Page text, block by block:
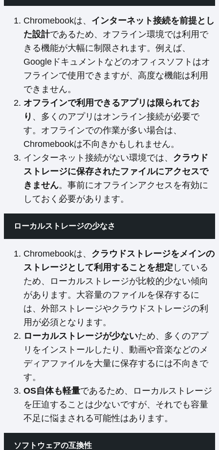
Chromebookは、 インターネット接続を前提とし
た設計であるため、オフライン環境では利用で
きる機能が大幅に制限されます。例えば、
Googleドキュメントなどのオフィスソフトはオ
フラインで使用できますが、高度な機能は利用
できません。
オフラインで利用できるアプリは限られてお
り 、多くのアプリはオンライン接続が必要で
す。オフラインでの作業が多い場合は、
Chromebookは不向きかもしれません。
インターネット接続がない環境では、 クラウド
ストレージに保存されたファイルにアクセスで
きません。事前にオフラインアクセスを有効に
しておく必要があります。
ローカルストレージの少なさ
Chromebookは、 クラウドストレージをメインの
ストレージとして利用することを想定 している
ため、ローカルストレージが比較的少ない傾向
があります。大容量のファイルを保存するに
は、外部ストレージやクラウドストレージの利
用が必須となります。
ローカルストレージが少ないため、多くのアプ
リをインストールしたり、動画や音楽などのメ
ディアファイルを大量に保存するには不向きで
す。
OS自体も軽量であるため、ローカルストレージ
を圧迫することは少ないですが、それでも容量
不足に悩まされる可能性はあります。
ソフトウェアの互換性